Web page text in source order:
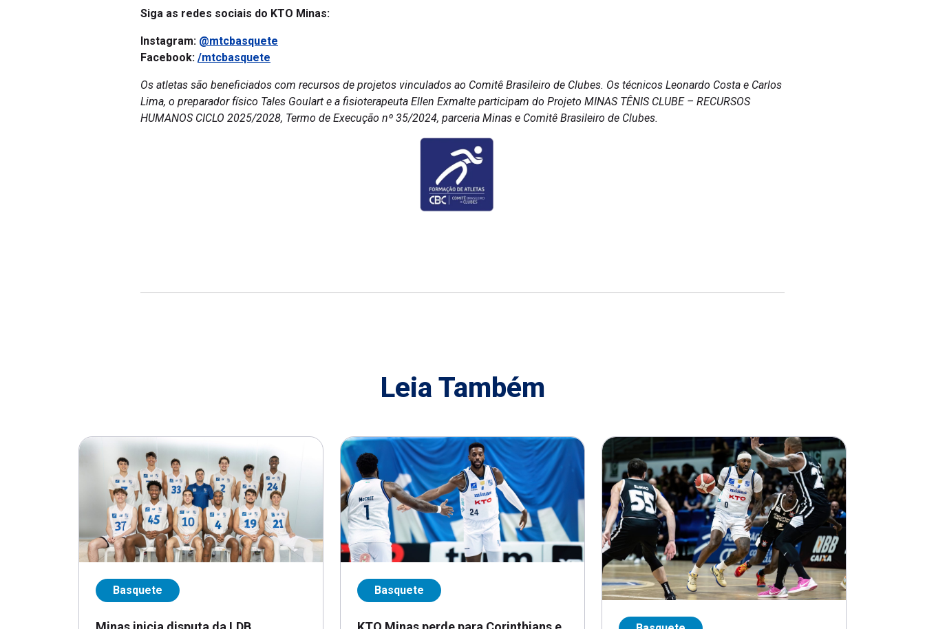
Siga as redes sociais do KTO Minas:
Instagram:
@mtcbasquete
Facebook:
/mtcbasquete
Os atletas são beneficiados com recursos de projetos vinculados ao Comitê Brasileiro de Clubes. Os técnicos Leonardo Costa e Carlos
Lima, o preparador físico Tales Goulart e a fisioterapeuta Ellen Exmalte participam do Projeto MINAS TÊNIS CLUBE – RECURSOS
HUMANOS CICLO 2025/2028, Termo de Execução nº 35/2024, parceria Minas e Comitê Brasileiro de Clubes.
Leia Também
Basquete
Minas inicia disputa da LDB,
Basquete
KTO Minas perde para Corinthians e
Basquete